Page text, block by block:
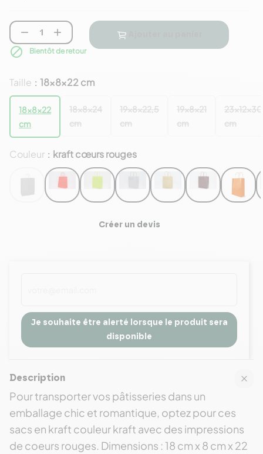
Taille : 18x8x22 cm
18x8x22
cm
18x8x24
cm
19x8x22,5
cm
19x8x21
cm
23x12x30
cm
Couleur : kraft cœurs rouges
 
 Bientôt de retour
Créer un devis
Je souhaite être alerté lorsque le produit sera
disponible
Description
Pour transporter vos pâtisseries dans un
emballage chic et romantique, optez pour ces
sacs en kraft couleur kraft avec des impressions
de coeurs rouges. Dimensions : 18 cm x 8 cm x 22